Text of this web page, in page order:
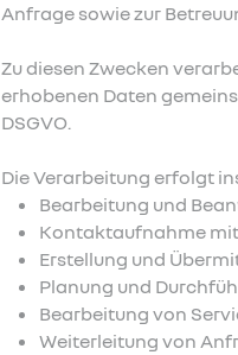
Anfrage sowie zur
Zu diesen Zwecken
erhobenen Daten
DSGVO.
Die Verarbeitung erfolgt
Bearbeitung und
Kontaktaufnahme
Erstellung und
Planung und
Bearbeitung von
Weiterleitung von